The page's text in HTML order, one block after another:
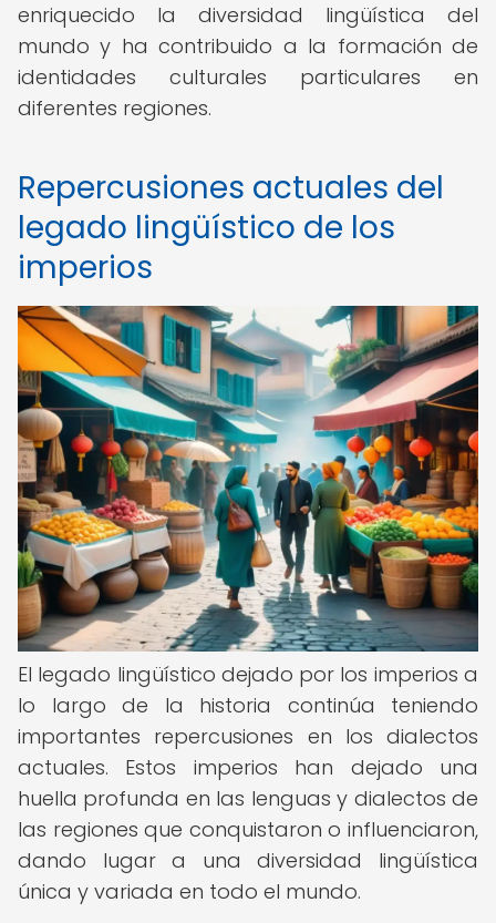
enriquecido la diversidad lingüística del
mundo y ha contribuido a la formación de
identidades culturales particulares en
diferentes regiones.
Repercusiones actuales del
legado lingüístico de los
imperios
El legado lingüístico dejado por los imperios a
lo largo de la historia continúa teniendo
importantes repercusiones en los dialectos
actuales. Estos imperios han dejado una
huella profunda en las lenguas y dialectos de
las regiones que conquistaron o influenciaron,
dando lugar a una diversidad lingüística
única y variada en todo el mundo.